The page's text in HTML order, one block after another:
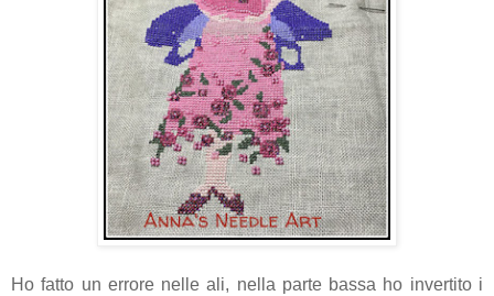
Ho fatto un errore nelle ali, nella parte bassa ho invertito i